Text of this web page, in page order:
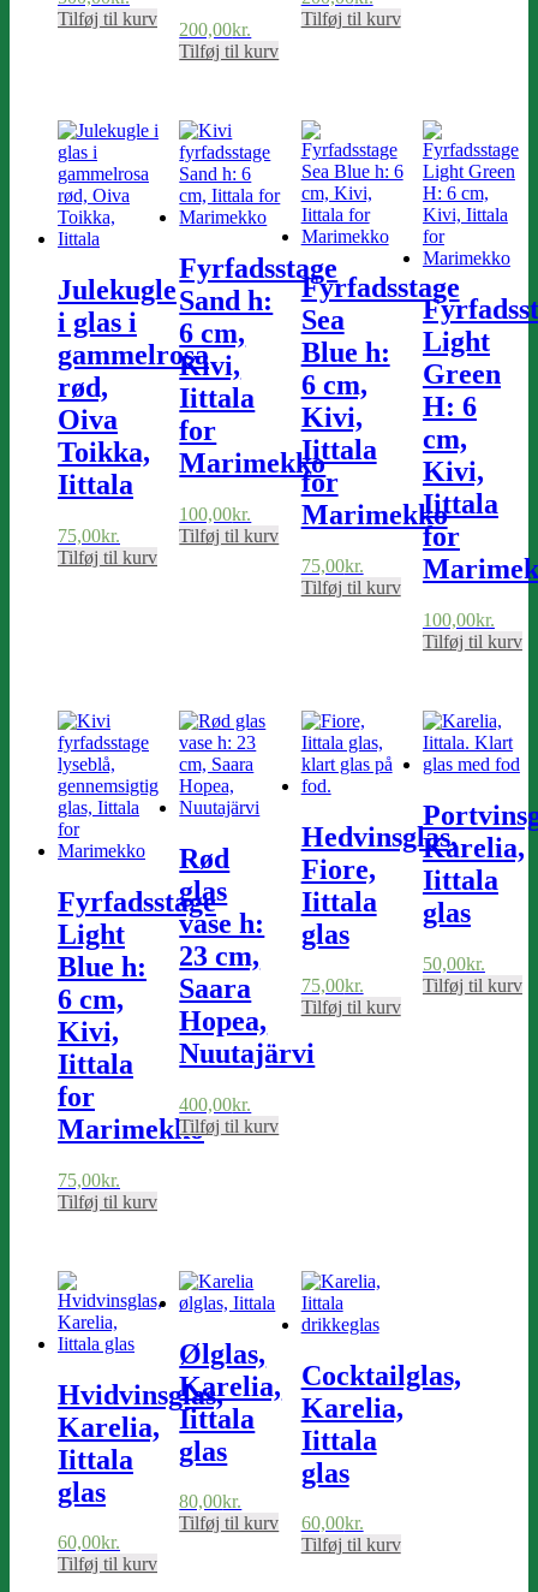
Tilføj til kurv
200,00kr.
Tilføj til kurv
Tilføj til kurv
Julekugle
i glas i
gammelrosa
rød,
Oiva
Toikka,
Iittala
75,00kr.
Tilføj til kurv
Fyrfadsstage
Sand h:
6 cm,
Kivi,
Iittala
for
Marimekko
100,00kr.
Tilføj til kurv
Fyrfadsstage
Sea
Blue h:
6 cm,
Kivi,
Iittala
for
Marimekko
75,00kr.
Tilføj til kurv
Light
Green
H: 6
cm,
Kivi,
Iittala
for
100,00kr.
Tilføj til kurv
Fyrfadsstage
Light
Blue h:
6 cm,
Kivi,
Iittala
for
Marimekko
75,00kr.
Tilføj til kurv
Rød
glas
vase h:
23 cm,
Saara
Hopea,
Nuutajärvi
400,00kr.
Tilføj til kurv
Hedvinsglas,
Fiore,
Iittala
glas
75,00kr.
Tilføj til kurv
Karelia,
Iittala
glas
50,00kr.
Tilføj til kurv
Hvidvinsglas,
Karelia,
Iittala
glas
60,00kr.
Tilføj til kurv
Ølglas,
Karelia,
Iittala
glas
80,00kr.
Tilføj til kurv
Cocktailglas,
Karelia,
Iittala
glas
60,00kr.
Tilføj til kurv